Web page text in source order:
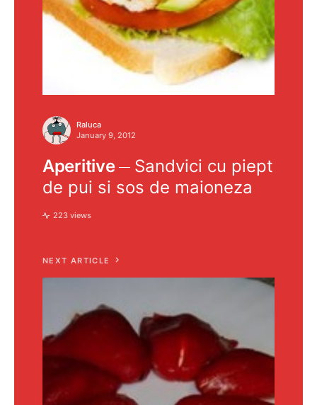
Raluca
January 9, 2012
Aperitive
Sandvici cu piept
de pui si sos de maioneza
223 views
NEXT ARTICLE